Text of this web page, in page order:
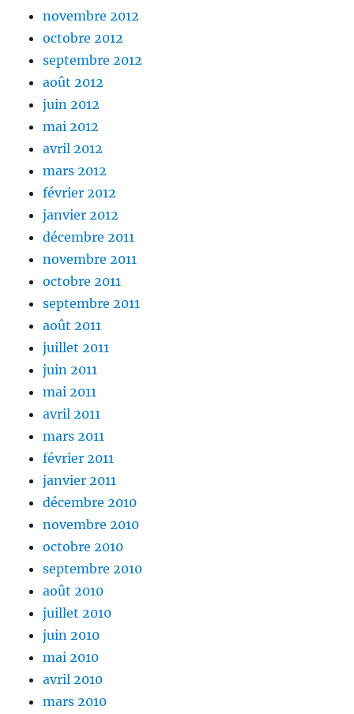
novembre 2012
octobre 2012
septembre 2012
août 2012
juin 2012
mai 2012
avril 2012
mars 2012
février 2012
janvier 2012
décembre 2011
novembre 2011
octobre 2011
septembre 2011
août 2011
juillet 2011
juin 2011
mai 2011
avril 2011
mars 2011
février 2011
janvier 2011
décembre 2010
novembre 2010
octobre 2010
septembre 2010
août 2010
juillet 2010
juin 2010
mai 2010
avril 2010
mars 2010